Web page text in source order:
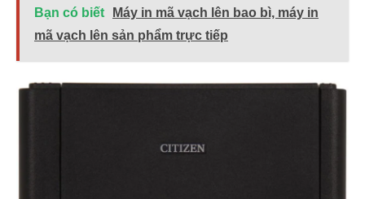
Bạn có biết
Máy in mã vạch lên bao bì, máy in
mã vạch lên sản phẩm trực tiếp